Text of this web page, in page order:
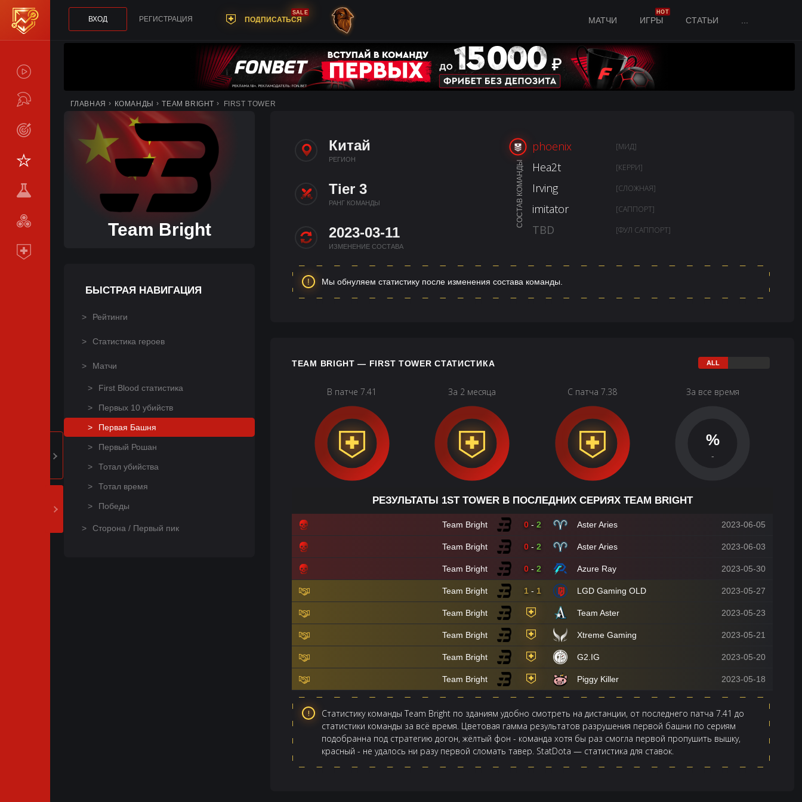
ТУРНИРЫ
LIVE
СТАТИСТИКА
КОМАНДЫ
МЕТА
СРАВНИТЬ
ВХОД РЕГИСТРАЦИЯ ПОДПИСАТЬСЯ
SALE
МАТЧИ ИГРЫ
HOT
СТАТЬИ
ГЛАВНАЯ КОМАНДЫ TEAM BRIGHT FIRST TOWER
Team Bright
БЫСТРАЯ НАВИГАЦИЯ
Рейтинги
Статистика героев
Матчи
First Blood статистика
Первых 10 убийств
Первая Башня
Первый Рошан
Тотал убийства
Тотал время
Победы
Сторона / Первый пик
Китай
РЕГИОН
Tier 3
РАНГ КОМАНДЫ
2023-03-11
ИЗМЕНЕНИЕ СОСТАВА
СОСТАВ КОМАНДЫ
phoenix [МИД]
Hea2t [КЕРРИ]
Irving [СЛОЖНАЯ]
imitator [САППОРТ]
TBD [ФУЛ САППОРТ]
Мы обнуляем статистику после изменения состава команды.
TEAM BRIGHT — FIRST TOWER СТАТИСТИКА
В патче 7.41 За 2 месяца С патча 7.38 За все время
%
-
РЕЗУЛЬТАТЫ 1ST TOWER В ПОСЛЕДНИХ СЕРИЯХ TEAM BRIGHT
Team Bright 0 - 2 Aster Aries 2023-06-05
Team Bright 0 - 2 Aster Aries 2023-06-03
Team Bright 0 - 2 Azure Ray 2023-05-30
Team Bright 1 - 1 LGD Gaming OLD 2023-05-27
Team Bright Team Aster 2023-05-23
Team Bright Xtreme Gaming 2023-05-21
Team Bright G2.IG 2023-05-20
Team Bright Piggy Killer 2023-05-18
Статистику команды Team Bright по зданиям удобно смотреть на дистанции, от последнего патча 7.41 до
статистики команды за всё время. Цветовая гамма результатов разрушения первой башни по сериям
подобранна под стратегию догон, жёлтый фон - команда хотя бы раз смогла первой пропушить вышку,
красный - не удалось ни разу первой сломать тавер. StatDota — статистика для ставок.